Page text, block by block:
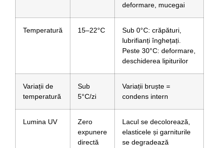
deformare, mucegai
Temperatură 15–22°C
Sub 0°C: crăpături,
lubrifianți înghețați.
Peste 30°C: deformare,
deschiderea lipiturilor
Variații de
temperatură
Sub
5°C/zi
Variații bruște =
condens intern
Lumina UV
Zero
expunere
directă
Lacul se decolorează,
elasticele și garniturile
se degradează